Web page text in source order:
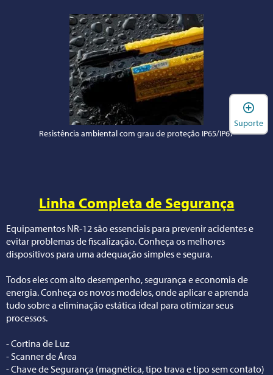
Resistência ambiental com grau de proteção IP65/IP67
Linha Completa de Segurança
Equipamentos NR-12 são essenciais para prevenir acidentes e
evitar problemas de fiscalização. Conheça os melhores
dispositivos para uma adequação simples e segura.
Todos eles com alto desempenho, segurança e economia de
energia. Conheça os novos modelos, onde aplicar e aprenda
tudo sobre a eliminação estática ideal para otimizar seus
processos.
- Cortina de Luz
- Scanner de Área
- Chave de Segurança (magnética, tipo trava e tipo sem contato)
Suporte